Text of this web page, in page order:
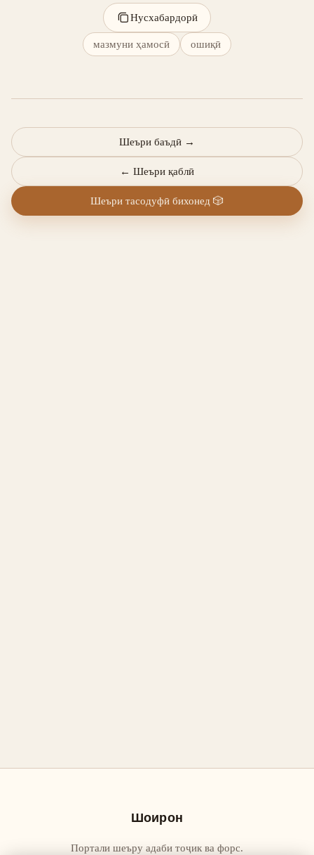
Нусхабардорӣ
мазмуни ҳамосӣ ошиқӣ
← Шеъри қаблӣ
Шеъри баъдӣ →
Шеъри тасодуфӣ бихонед 🎲
Шоирон
Портали шеъру адаби тоҷик ва форс.